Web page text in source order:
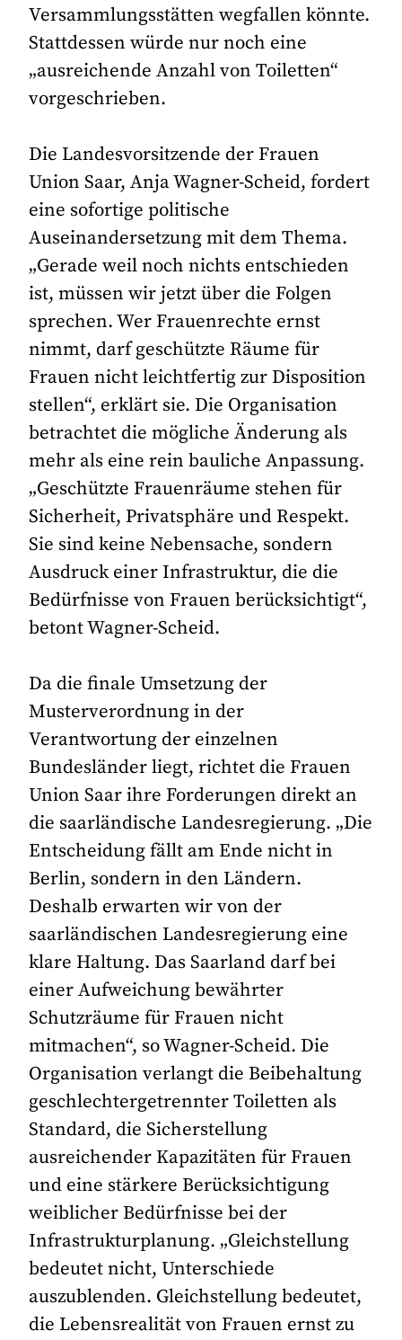
Versammlungsstätten wegfallen könnte.
Stattdessen würde nur noch eine
„ausreichende Anzahl von Toiletten“
vorgeschrieben.
Die Landesvorsitzende der Frauen
Union Saar, Anja Wagner-Scheid, fordert
eine sofortige politische
Auseinandersetzung mit dem Thema.
„Gerade weil noch nichts entschieden
ist, müssen wir jetzt über die Folgen
sprechen. Wer Frauenrechte ernst
nimmt, darf geschützte Räume für
Frauen nicht leichtfertig zur Disposition
stellen“, erklärt sie. Die Organisation
betrachtet die mögliche Änderung als
mehr als eine rein bauliche Anpassung.
„Geschützte Frauenräume stehen für
Sicherheit, Privatsphäre und Respekt.
Sie sind keine Nebensache, sondern
Ausdruck einer Infrastruktur, die die
Bedürfnisse von Frauen berücksichtigt“,
betont Wagner-Scheid.
Da die finale Umsetzung der
Musterverordnung in der
Verantwortung der einzelnen
Bundesländer liegt, richtet die Frauen
Union Saar ihre Forderungen direkt an
die saarländische Landesregierung. „Die
Entscheidung fällt am Ende nicht in
Berlin, sondern in den Ländern.
Deshalb erwarten wir von der
saarländischen Landesregierung eine
klare Haltung. Das Saarland darf bei
einer Aufweichung bewährter
Schutzräume für Frauen nicht
mitmachen“, so Wagner-Scheid. Die
Organisation verlangt die Beibehaltung
geschlechtergetrennter Toiletten als
Standard, die Sicherstellung
ausreichender Kapazitäten für Frauen
und eine stärkere Berücksichtigung
weiblicher Bedürfnisse bei der
Infrastrukturplanung. „Gleichstellung
bedeutet nicht, Unterschiede
auszublenden. Gleichstellung bedeutet,
die Lebensrealität von Frauen ernst zu